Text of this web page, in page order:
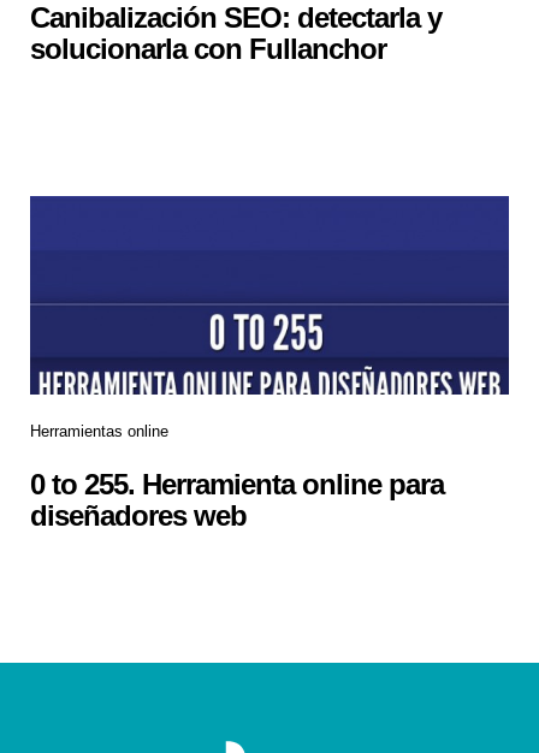
Canibalización SEO: detectarla y
solucionarla con Fullanchor
Herramientas online
0 to 255. Herramienta online para
diseñadores web